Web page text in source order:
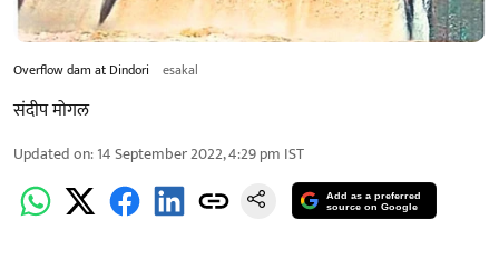
Overflow dam at Dindori esakal
संदीप मोगल
Updated on:14 September 2022, 4:29 pm IST
Add as a preferred
source on Google